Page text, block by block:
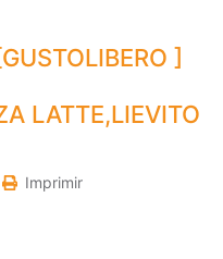
]
LATTE,LIEVITO
Imprimir